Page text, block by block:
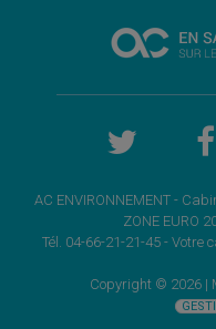
AC ENVIRONNEMENT -
ZONE EURO
Tél. 04-66-21-21-45 - Votre
Copyright © 2026 |